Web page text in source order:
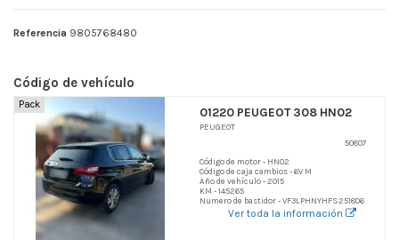
Referencia 9805768480
Código de vehículo
Pack
01220 PEUGEOT 308 HN02
PEUGEOT
50807
Código de motor - HN02
Código de caja cambios - 6V M
Año de vehículo - 2015
KM - 145265
Numero de bastidor - VF3LPHNYHFS251806
Ver toda la información